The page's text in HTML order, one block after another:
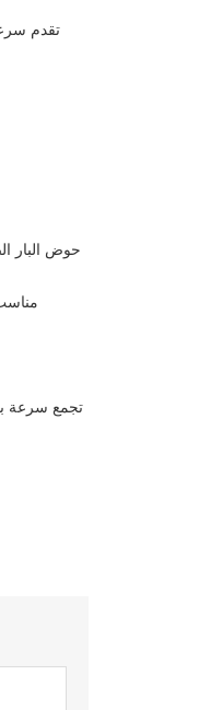
تقدم
حوض البار
تجمع سرعة